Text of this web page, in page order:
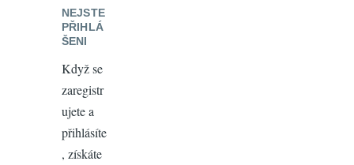
NEJSTE
PŘIHLÁ
ŠENI
Když se
zaregistr
ujete a
přihlásíte
, získáte